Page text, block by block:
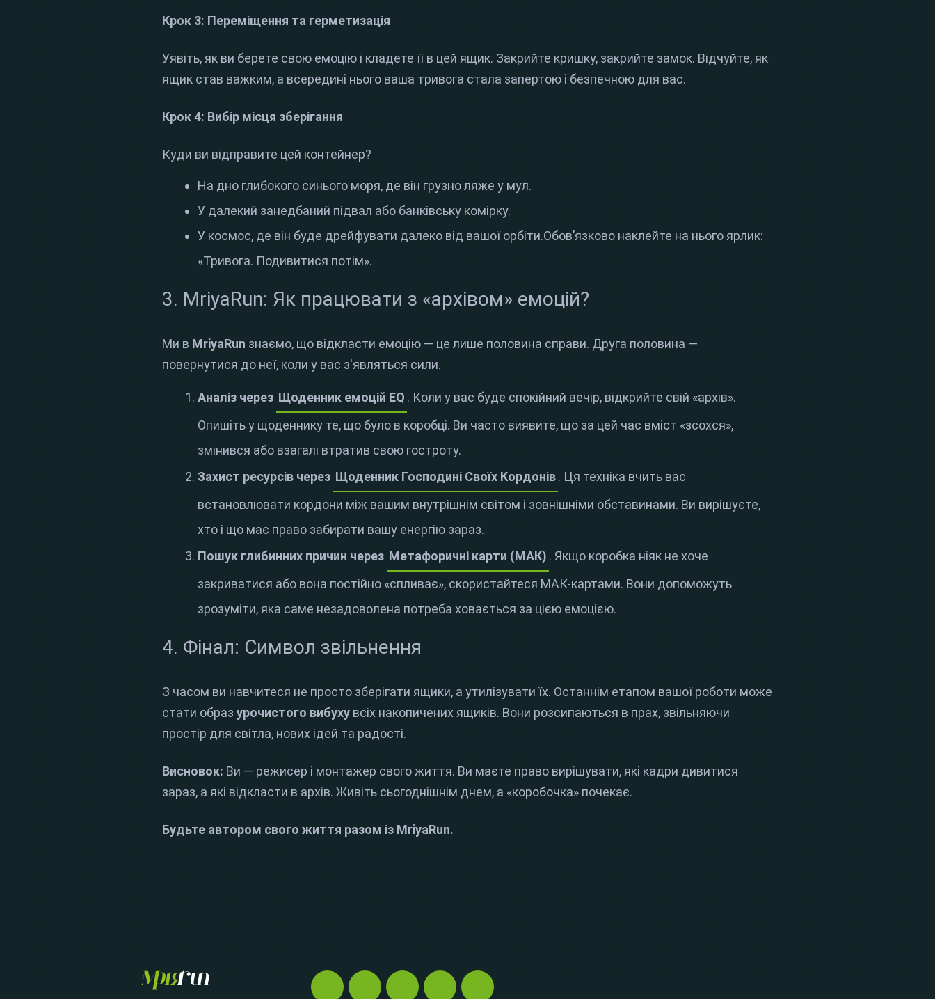
Крок 3: Переміщення та герметизація
Уявіть, як ви берете свою емоцію і кладете її в цей ящик. Закрийте кришку, закрийте замок. Відчуйте, як
ящик став важким, а всередині нього ваша тривога стала запертою і безпечною для вас.
Крок 4: Вибір місця зберігання
Куди ви відправите цей контейнер?
На дно глибокого синього моря, де він грузно ляже у мул.
У далекий занедбаний підвал або банківську комірку.
У космос, де він буде дрейфувати далеко від вашої орбіти.Обов’язково наклейте на нього ярлик:
«Тривога. Подивитися потім».
3. MriyaRun: Як працювати з «архівом» емоцій?
Ми в MriyaRun знаємо, що відкласти емоцію — це лише половина справи. Друга половина —
повернутися до неї, коли у вас з'являться сили.
Аналіз через Щоденник емоцій EQ . Коли у вас буде спокійний вечір, відкрийте свій «архів».
Опишіть у щоденнику те, що було в коробці. Ви часто виявите, що за цей час вміст «зсохся»,
змінився або взагалі втратив свою гостроту.
Захист ресурсів через Щоденник Господині Своїх Кордонів. Ця техніка вчить вас
встановлювати кордони між вашим внутрішнім світом і зовнішніми обставинами. Ви вирішуєте,
хто і що має право забирати вашу енергію зараз.
Пошук глибинних причин через Метафоричні карти (МАК) . Якщо коробка ніяк не хоче
закриватися або вона постійно «спливає», скористайтеся МАК-картами. Вони допоможуть
зрозуміти, яка саме незадоволена потреба ховається за цією емоцією.
4. Фінал: Символ звільнення
З часом ви навчитеся не просто зберігати ящики, а утилізувати їх. Останнім етапом вашої роботи може
стати образурочистого вибуху всіх накопичених ящиків. Вони розсипаються в прах, звільняючи
простір для світла, нових ідей та радості.
Висновок: Ви — режисер і монтажер свого життя. Ви маєте право вирішувати, які кадри дивитися
зараз, а які відкласти в архів. Живіть сьогоднішнім днем, а «коробочка» почекає.
Будьте автором свого життя разом із MriyaRun.